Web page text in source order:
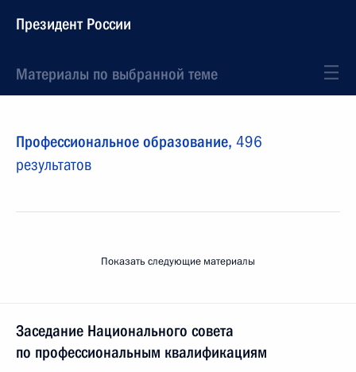
Президент России
Материалы по выбранной теме
Профессиональное образование, 496
результатов
Показать следующие материалы
Заседание Национального совета
по профессиональным квалификациям